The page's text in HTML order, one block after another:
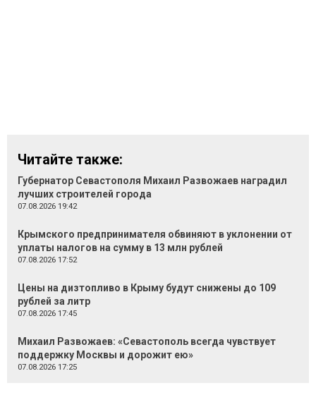
Читайте также:
Губернатор Севастополя Михаил Развожаев наградил
лучших строителей города
07.08.2026 19:42
Крымского предпринимателя обвиняют в уклонении от
уплаты налогов на сумму в 13 млн рублей
07.08.2026 17:52
Цены на дизтопливо в Крыму будут снижены до 109
рублей за литр
07.08.2026 17:45
Михаил Развожаев: «Севастополь всегда чувствует
поддержку Москвы и дорожит ею»
07.08.2026 17:25